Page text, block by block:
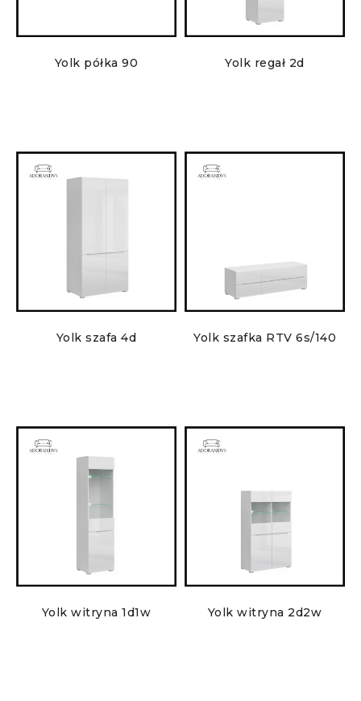
Yolk półka 90 Yolk regał 2d
Yolk szafa 4d Yolk szafka RTV 6s/140
Yolk witryna 1d1w Yolk witryna 2d2w